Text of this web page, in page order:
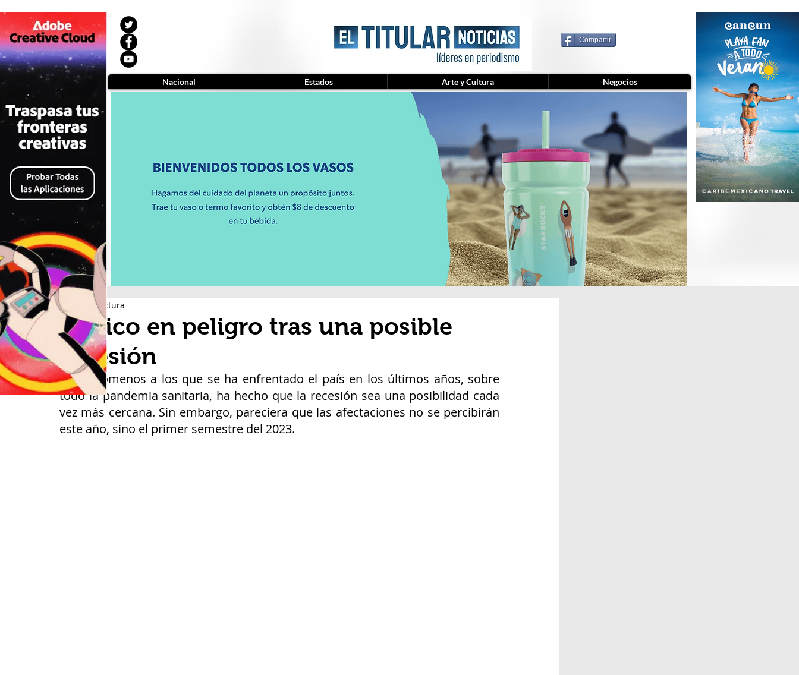
Compartir
México en peligro tras una posible
recesión
1 min de lectura
Los fenómenos a los que se ha enfrentado el país en los últimos años, sobre
todo la pandemia sanitaria, ha hecho que la recesión sea una posibilidad cada
vez más cercana. Sin embargo, pareciera que las afectaciones no se percibirán
este año, sino el primer semestre del 2023.
Nacional Estados Arte y Cultura Negocios